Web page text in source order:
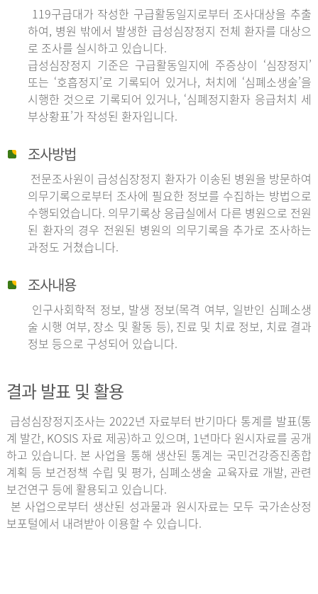
119구급대가 작성한 구급활동일지로부터 조사대상을 추출
하여, 병원 밖에서 발생한 급성심장정지 전체 환자를 대상으
로 조사를 실시하고 있습니다.
급성심장정지 기준은 구급활동일지에 주증상이 ‘심장정지’
또는 ‘호흡정지’로 기록되어 있거나, 처치에 ‘심폐소생술’을
시행한 것으로 기록되어 있거나, ‘심폐정지환자 응급처치 세
부상황표’가 작성된 환자입니다.
조사방법
전문조사원이 급성심장정지 환자가 이송된 병원을 방문하여
의무기록으로부터 조사에 필요한 정보를 수집하는 방법으로
수행되었습니다. 의무기록상 응급실에서 다른 병원으로 전원
된 환자의 경우 전원된 병원의 의무기록을 추가로 조사하는
과정도 거쳤습니다.
조사내용
인구사회학적 정보, 발생 정보(목격 여부, 일반인 심폐소생
술 시행 여부, 장소 및 활동 등), 진료 및 치료 정보, 치료 결과
정보 등으로 구성되어 있습니다.
결과 발표 및 활용
급성심장정지조사는 2022년 자료부터 반기마다 통계를 발표(통
계 발간, KOSIS 자료 제공)하고 있으며, 1년마다 원시자료를 공개
하고 있습니다. 본 사업을 통해 생산된 통계는 국민건강증진종합
계획 등 보건정책 수립 및 평가, 심폐소생술 교육자료 개발, 관련
보건연구 등에 활용되고 있습니다.
본 사업으로부터 생산된 성과물과 원시자료는 모두 국가손상정
보포털에서 내려받아 이용할 수 있습니다.